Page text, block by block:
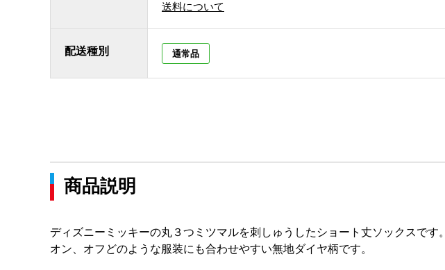
送料について
配送種別 通常品
商品説明
ディズニーミッキーの丸３つミツマルを刺しゅうしたショート丈ソックスです。
オン、オフどのような服装にも合わせやすい無地ダイヤ柄です。